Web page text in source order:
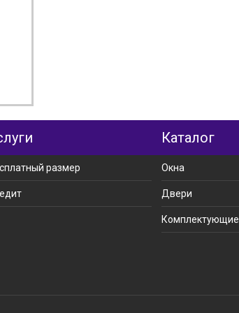
размер
Каталог
Окна
Двери
Комплектующие